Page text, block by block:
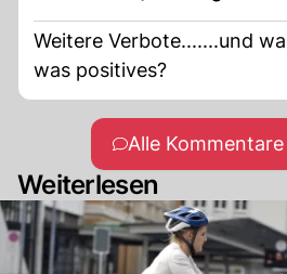
Weitere Verbote.......und
was positives?
Alle
Weiterlesen